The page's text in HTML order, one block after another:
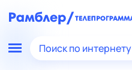
Поиск по интернету